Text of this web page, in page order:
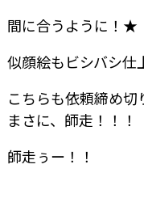
間に合うように！★
似顔絵もビシバシ
こちらも依頼締め切
まさに、師走！！！
師走ぅー！！